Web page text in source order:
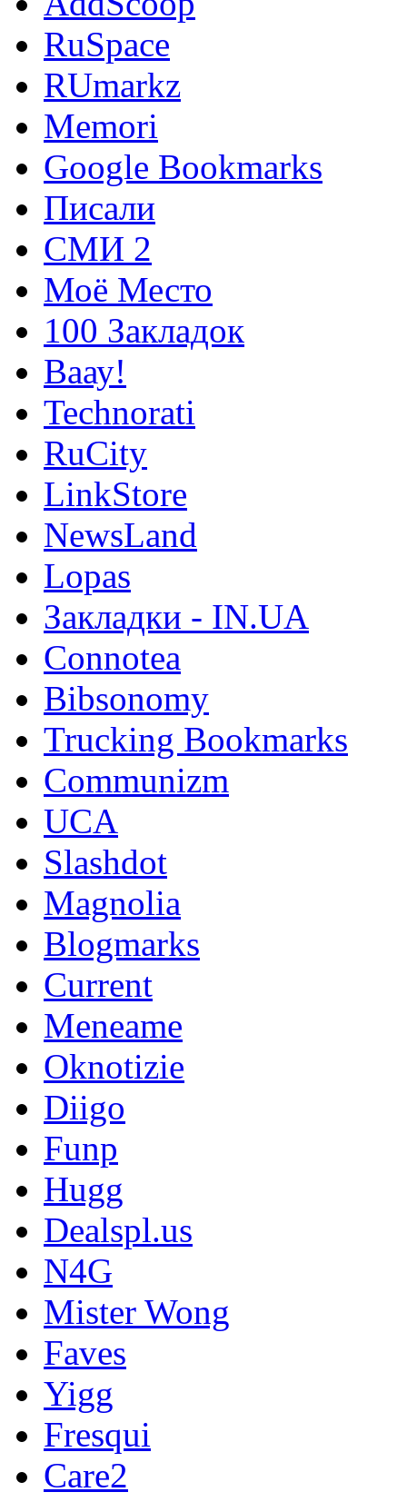
RuSpace
RUmarkz
Memori
Google Bookmarks
Писали
СМИ 2
Моё Место
100 Закладок
Ваау!
Technorati
RuCity
LinkStore
NewsLand
Lopas
Закладки - IN.UA
Connotea
Bibsonomy
Trucking Bookmarks
Communizm
UCA
Slashdot
Magnolia
Blogmarks
Current
Meneame
Oknotizie
Diigo
Funp
Hugg
Dealspl.us
N4G
Mister Wong
Faves
Yigg
Fresqui
Care2